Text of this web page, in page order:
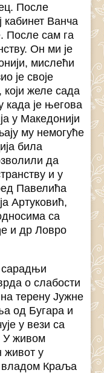
После
кабинет Ванча
После сам га
Он ми је
мислећи
је своје
желе сада
када је његова
у Македонији
му немогуће
била
да
и у
Павелића
Артуковић,
са
и др Ловро
сарадњи
о слабости
терену Јужне
од Бугара и
у вези са
У живом
живот у
владом Краља